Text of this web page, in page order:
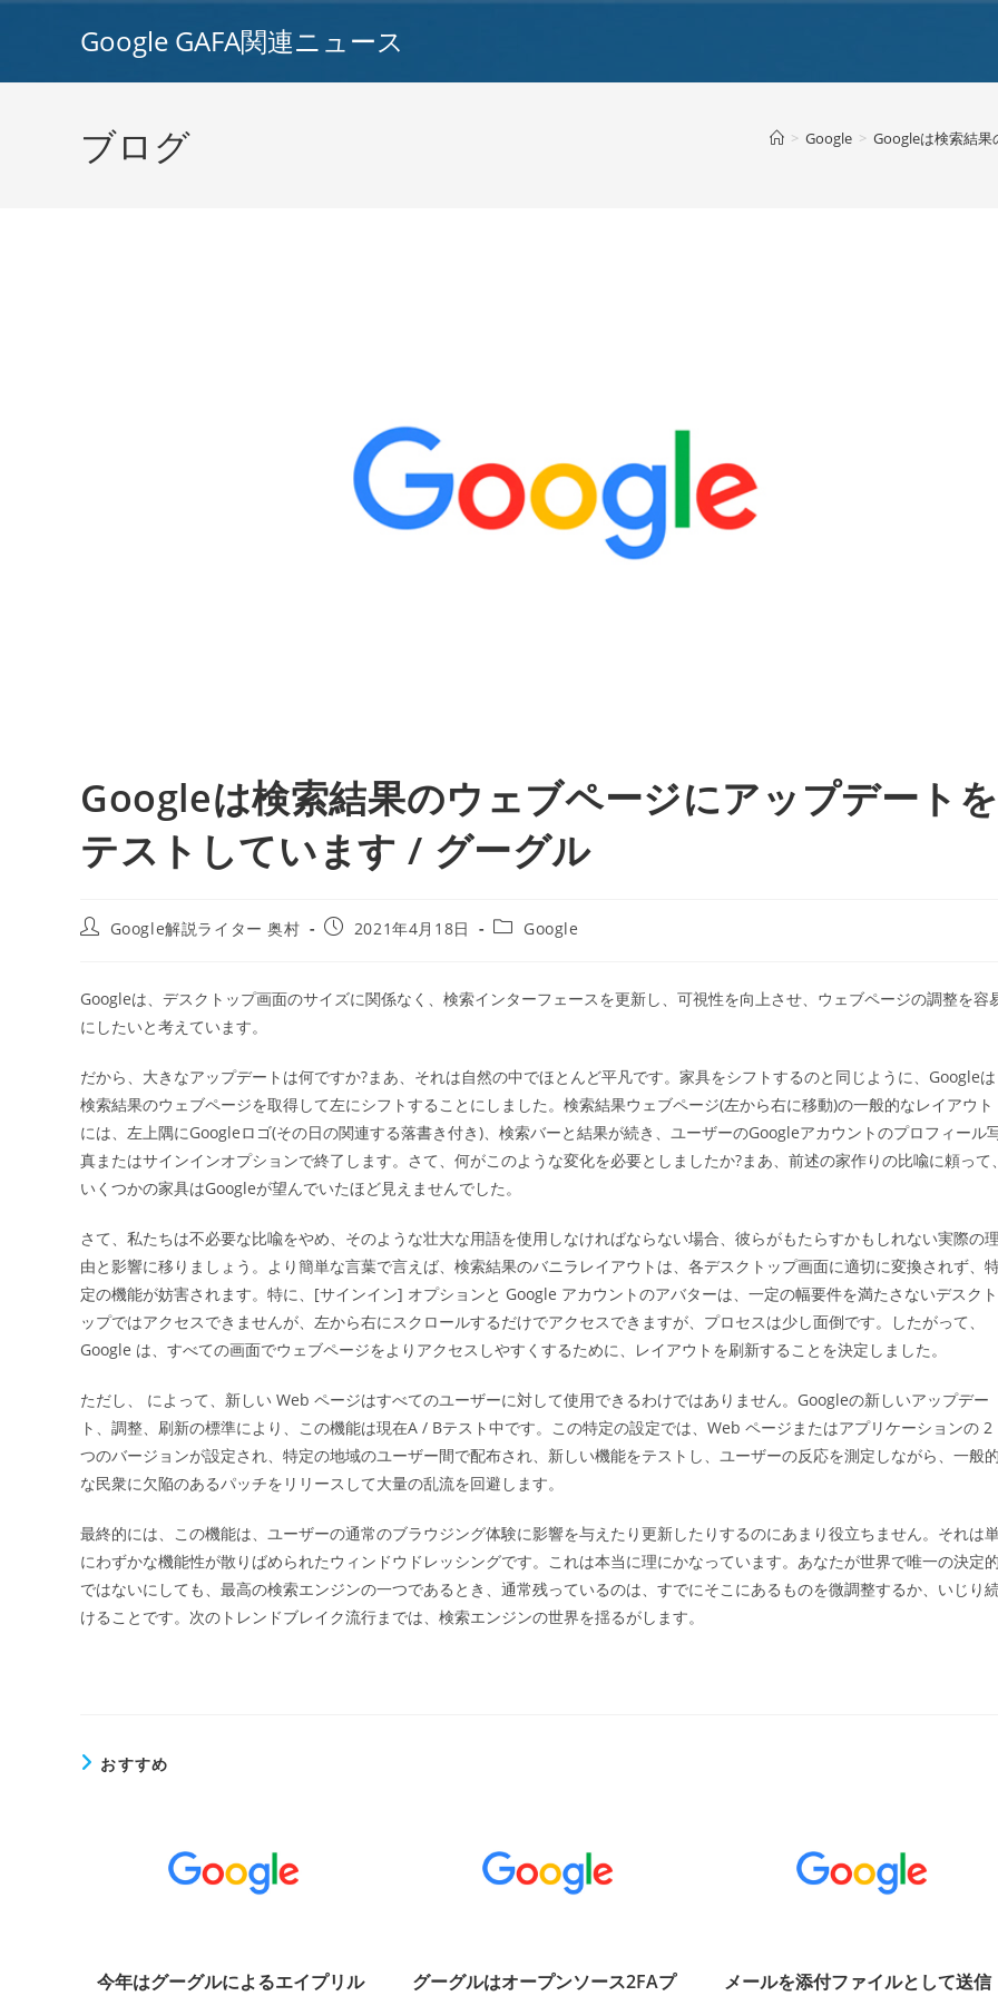
Google GAFA関連ニュース
ブログ > Google > Googleは検索結
Googleは検索結果のウェブページにアップデートを
テストしています / グーグル
投
Google解説ライター 奥村
投
開
日:
2021年4月18日
投
テ
ゴ
Google
Googleは、デスクトップ画面のサイズに関係なく、検索インターフェースを更新し、可視性を向上させ、ウェブページの調整を容
にしたいと考えています。
だから、大きなアップデートは何ですか?まあ、それは自然の中でほとんど平凡です。家具をシフトするのと同じように、Googleは
検索結果のウェブページを取得して左にシフトすることにしました。検索結果ウェブページ(左から右に移動)の一般的なレイアウト
には、左上隅にGoogleロゴ(その日の関連する落書き付き)、検索バーと結果が続き、ユーザーのGoogleアカウントのプロフィール
真またはサインインオプションで終了します。さて、何がこのような変化を必要としましたか?まあ、前述の家作りの比喩に頼って、
いくつかの家具はGoogleが望んでいたほど見えませんでした。
さて、私たちは不必要な比喩をやめ、そのような壮大な用語を使用しなければならない場合、彼らがもたらすかもしれない実際の理
由と影響に移りましょう。より簡単な言葉で言えば、検索結果のバニラレイアウトは、各デスクトップ画面に適切に変換されず、
定の機能が妨害されます。特に、[サインイン] オプションと Google アカウントのアバターは、一定の幅要件を満たさないデスクト
ップではアクセスできませんが、左から右にスクロールするだけでアクセスできますが、プロセスは少し面倒です。したがって、
Google は、すべての画面でウェブページをよりアクセスしやすくするために、レイアウトを刷新することを決定しました。
ただし、 によって、新しい Web ページはすべてのユーザーに対して使用できるわけではありません。Googleの新しいアップデー
ト、調整、刷新の標準により、この機能は現在A / Bテスト中です。この特定の設定では、Web ページまたはアプリケーションの 2
つのバージョンが設定され、特定の地域のユーザー間で配布され、新しい機能をテストし、ユーザーの反応を測定しながら、一般的
な民衆に欠陥のあるパッチをリリースして大量の乱流を回避します。
最終的には、この機能は、ユーザーの通常のブラウジング体験に影響を与えたり更新したりするのにあまり役立ちません。それは
にわずかな機能性が散りばめられたウィンドウドレッシングです。これは本当に理にかなっています。あなたが世界で唯一の決定的
ではないにしても、最高の検索エンジンの一つであるとき、通常残っているのは、すでにそこにあるものを微調整するか、いじり
けることです。次のトレンドブレイク流行までは、検索エンジンの世界を揺るがします。
おすすめ
今年はグーグルによるエイプリル
グーグルはオープンソース2FAプ
メールを添付ファイルとして送信